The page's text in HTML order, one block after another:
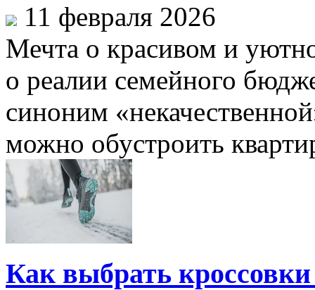
11 февраля 2026
Мечта о красивом и
о реалии семейного
синоним
можно обустроить
Как выбрать